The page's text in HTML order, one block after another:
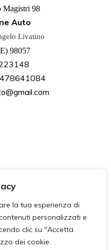
la tua esperienza di
personalizzati e
clic su "Accetta
dei cookie.
Magistri 98
Auto
Livatino
98057